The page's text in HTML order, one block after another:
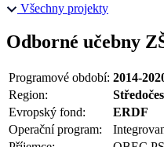
Všechny projekty
Odborné učebny
Programové období: 2014-
Region:
Evropský fond:
ERDF
Operační program: